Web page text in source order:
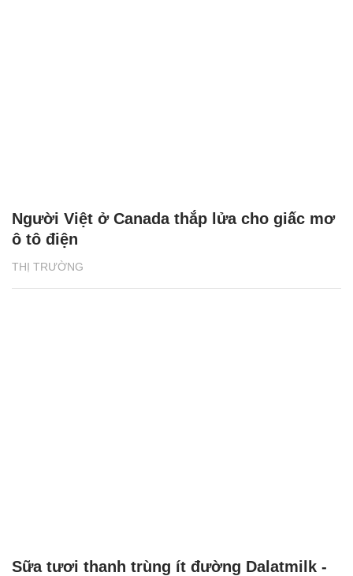
THỊ TRƯỜNG
Người Việt ở Canada thắp lửa cho giấc mơ
ô tô điện
Sữa tươi thanh trùng ít đường Dalatmilk -